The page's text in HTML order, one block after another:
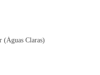
(Águas Claras)